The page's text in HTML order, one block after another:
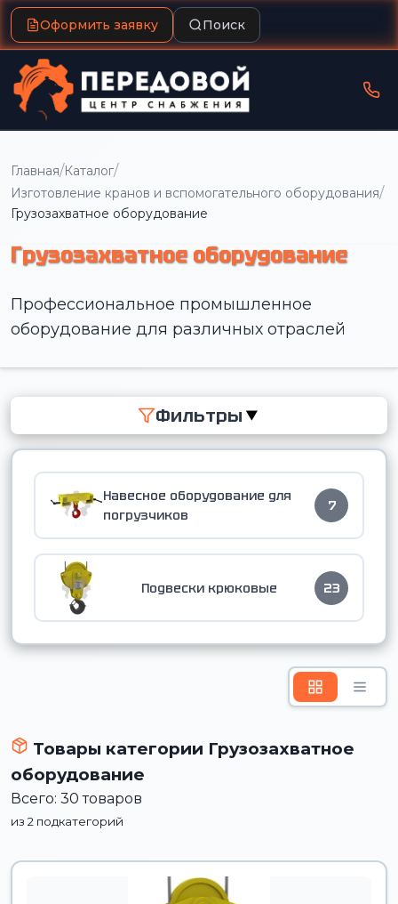
Оформить заявку Поиск
Главная/Каталог/
Изготовление кранов и вспомогательного оборудования/
Грузозахватное оборудование
Грузозахватное оборудование
Профессиональное промышленное
оборудование для различных отраслей
Фильтры ▼
Навесное оборудование для
погрузчиков
7
Подвески крюковые 23
Товары категории Грузозахватное
оборудование
Всего: 30 товаров
из 2 подкатегорий